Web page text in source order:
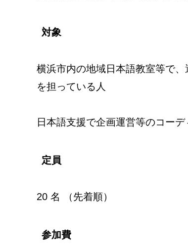
対象
横浜市内の地域日本語教室等で
を担っている人
日本語支援で企画運営等のコー
定員
20 名 （先着順）
参加費